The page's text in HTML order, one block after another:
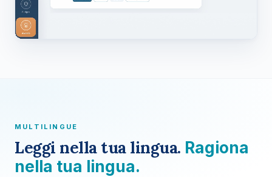
MULTILINGUE
Leggi nella tua lingua. Ragiona
nella tua lingua.